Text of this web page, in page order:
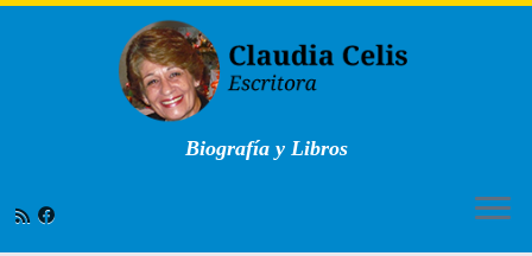
Biografía y Libros